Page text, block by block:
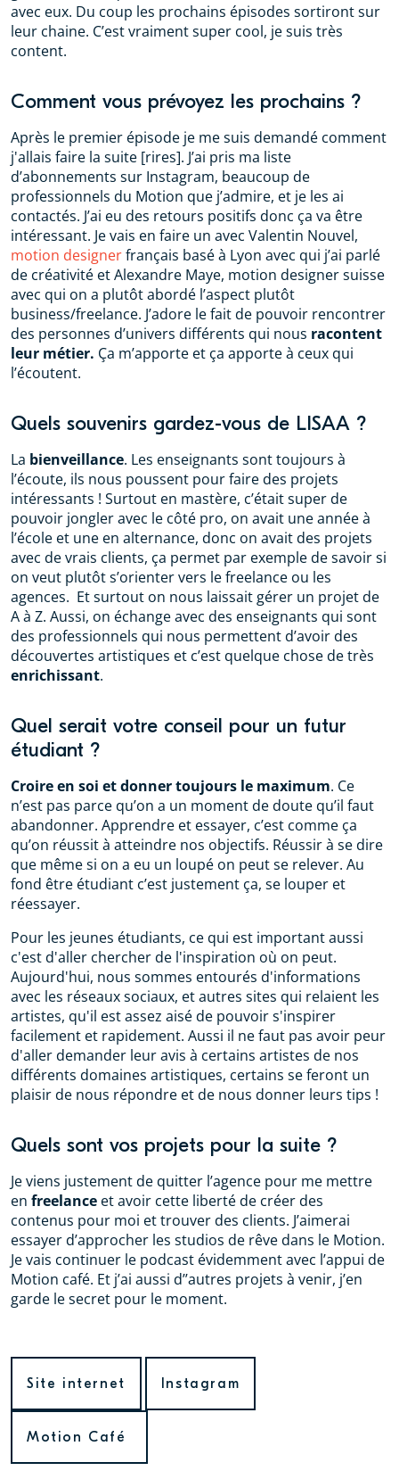
avec eux. Du coup les prochains épisodes sortiront sur
leur chaine. C’est vraiment super cool, je suis très
content.
Comment vous prévoyez les prochains ?
Après le premier épisode je me suis demandé comment
j'allais faire la suite [rires]. J’ai pris ma liste
d’abonnements sur Instagram, beaucoup de
professionnels du Motion que j’admire, et je les ai
contactés. J’ai eu des retours positifs donc ça va être
intéressant. Je vais en faire un avec Valentin Nouvel,
motion designerfrançais basé à Lyon avec qui j’ai parlé
de créativité et Alexandre Maye, motion designer suisse
avec qui on a plutôt abordé l’aspect plutôt
business/freelance. J’adore le fait de pouvoir rencontrer
des personnes d’univers différents qui nous racontent
leur métier. Ça m’apporte et ça apporte à ceux qui
l’écoutent.
Quels souvenirs gardez-vous de LISAA ?
La bienveillance. Les enseignants sont toujours à
l’écoute, ils nous poussent pour faire des projets
intéressants ! Surtout en mastère, c’était super de
pouvoir jongler avec le côté pro, on avait une année à
l’école et une en alternance, donc on avait des projets
avec de vrais clients, ça permet par exemple de savoir si
on veut plutôt s’orienter vers le freelance ou les
agences. Et surtout on nous laissait gérer un projet de
A à Z. Aussi, on échange avec des enseignants qui sont
des professionnels qui nous permettent d’avoir des
découvertes artistiques et c’est quelque chose de très
enrichissant.
Quel serait votre conseil pour un futur
étudiant ?
Croire en soi et donner toujours le maximum. Ce
n’est pas parce qu’on a un moment de doute qu’il faut
abandonner. Apprendre et essayer, c’est comme ça
qu’on réussit à atteindre nos objectifs. Réussir à se dire
que même si on a eu un loupé on peut se relever. Au
fond être étudiant c’est justement ça, se louper et
réessayer.
Pour les jeunes étudiants, ce qui est important aussi
c'est d'aller chercher de l'inspiration où on peut.
Aujourd'hui, nous sommes entourés d'informations
avec les réseaux sociaux, et autres sites qui relaient les
artistes, qu'il est assez aisé de pouvoir s'inspirer
facilement et rapidement. Aussi il ne faut pas avoir peur
d'aller demander leur avis à certains artistes de nos
différents domaines artistiques, certains se feront un
plaisir de nous répondre et de nous donner leurs tips !
Quels sont vos projets pour la suite ?
Je viens justement de quitter l’agence pour me mettre
en freelance et avoir cette liberté de créer des
contenus pour moi et trouver des clients. J’aimerai
essayer d’approcher les studios de rêve dans le Motion.
Je vais continuer le podcast évidemment avec l’appui de
Motion café. Et j’ai aussi d’’autres projets à venir, j’en
garde le secret pour le moment.
Site internet Instagram
Motion Café